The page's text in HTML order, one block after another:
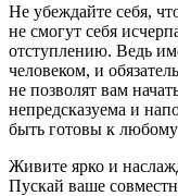
Не убеждайте себя,
не смогут себя
отступлению. Ведь
человеком, и
не позволят вам
непредсказуема и
быть готовы к
Живите ярко и
Пускай ваше